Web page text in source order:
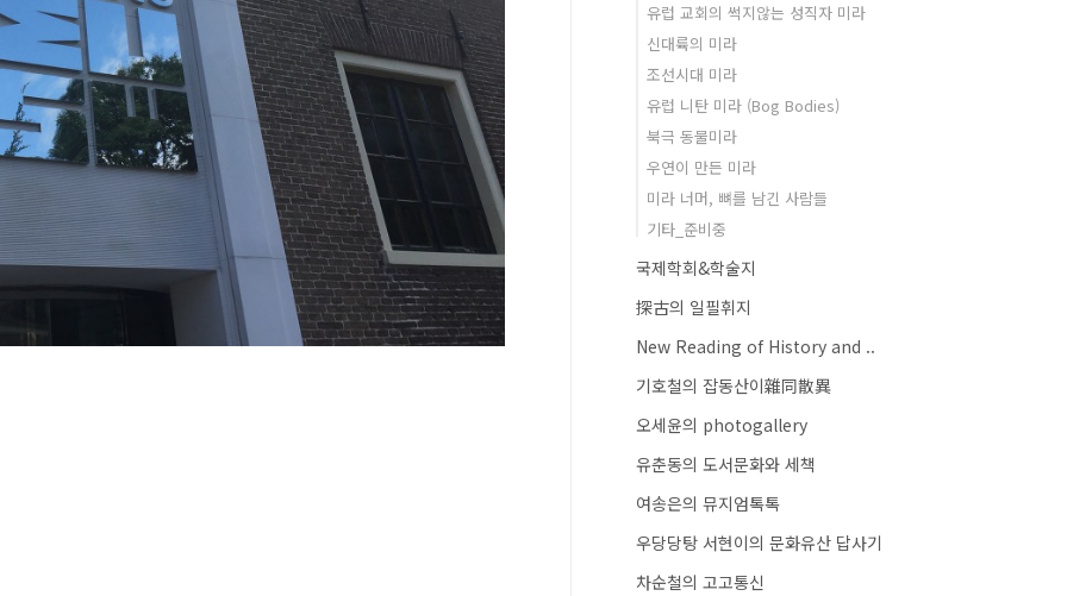
유럽 교회의 썩지않는 성직자 미라
신대륙의 미라
조선시대 미라
유럽 니탄 미라 (Bog Bodies)
북극 동물미라
우연이 만든 미라
미라 너머, 뼈를 남긴 사람들
기타_준비중
국제학회&학술지
探古의 일필휘지
New Reading of History and ..
기호철의 잡동산이雜同散異
오세윤의 photogallery
유춘동의 도서문화와 세책
여송은의 뮤지엄톡톡
우당당탕 서현이의 문화유산 답사기
차순철의 고고통신